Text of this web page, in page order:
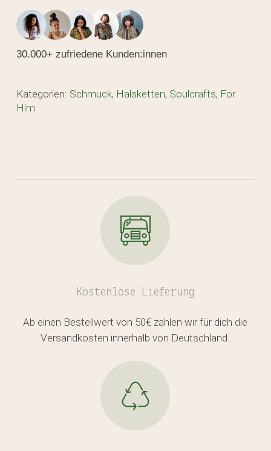
30.000+ zufriedene Kunden:innen
Kategorien: Schmuck, Halsketten, Soulcrafts, For
Him
Kostenlose Lieferung
Ab einen Bestellwert von 50€ zahlen wir für dich die
Versandkosten innerhalb von Deutschland.